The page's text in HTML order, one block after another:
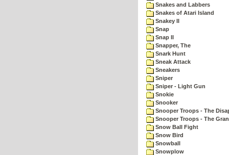
Snakes and Labbers
Snakes of Atari Island
Snakey II
Snap
Snap II
Snapper, The
Snark Hunt
Sneak Attack
Sneakers
Sniper
Sniper - Light Gun
Snokie
Snooker
Snooper Troops - The
Snooper Troops - The
Snow Ball Fight
Snow Bird
Snowball
Snowplow